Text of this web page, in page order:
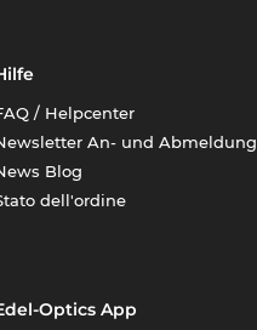
/ Helpcenter
An- und Abmeldung
Blog
dell'ordine
Optics App